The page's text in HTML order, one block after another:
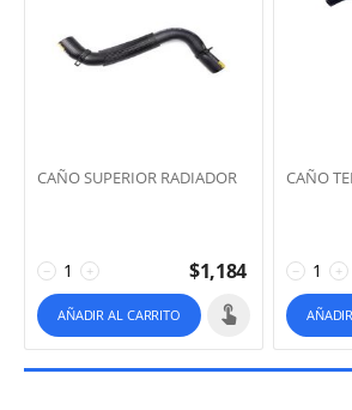
CAÑO SUPERIOR RADIADOR
+
− $1,184
AÑADIR AL CARRITO
CAÑO
+
−